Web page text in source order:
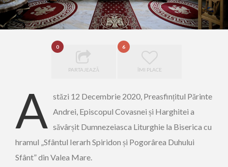
0
PARTAJEAZĂ
6
ÎMI PLACE
A stăzi 12 Decembrie 2020, Preasfințitul Părinte
Andrei, Episcopul Covasnei și Harghitei a
săvârșit Dumnezeiasca Liturghie la Biserica cu
hramul „Sfântul Ierarh Spiridon și Pogorârea Duhului
Sfânt” din Valea Mare.